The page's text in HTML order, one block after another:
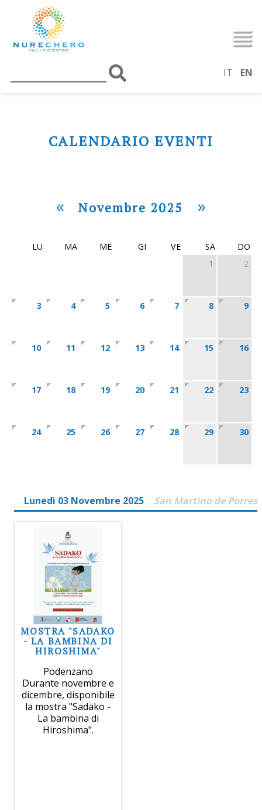
IT EN
CALENDARIO EVENTI
« Novembre 2025 »
LU MA ME GI VE SA
DO
1
2
3 4 5 6 7 8 9
10 11 12 13 14 15 16
17 18 19 20 21 22 23
24 25 26 27 28 29 30
Lunedì 03 Novembre 2025 San Martino de Porres
MOSTRA "SADAKO
- LA BAMBINA DI
HIROSHIMA"
Podenzano
Durante novembre e
dicembre, disponibile
la mostra "Sadako -
La bambina di
Hiroshima".